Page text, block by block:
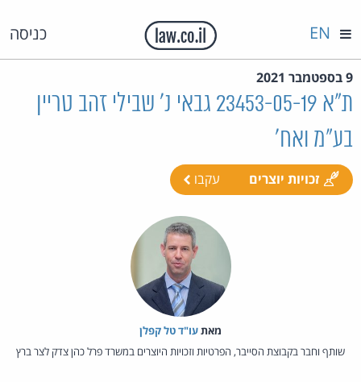
כניסה EN
9 בספטמבר 2021
ת"א 23453-05-19 גבאי נ' שבילי זהב טריין
בע"מ ואח'
זכויות יוצרים עקבו
מאת‏עו"ד טל קפלן
שותף וחבר בקבוצת הסייבר, הפרטיות וזכויות היוצרים במשרד פרל כהן צדק לצר ברץ